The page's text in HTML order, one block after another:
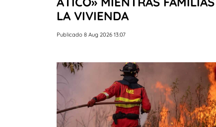
LA VIVIENDA
Publicado 8 Aug 2026 13:07